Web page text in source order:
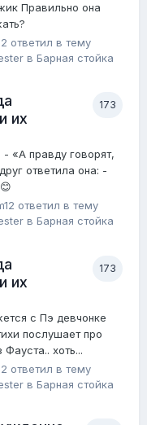
Правильно она
ответил в тему
в Барная стойка
173
их
«А правду говорят,
ответила она: -
ответил в тему
в Барная стойка
173
их
с Пэ девчонке
послушает про
хоть...
ответил в тему
в Барная стойка